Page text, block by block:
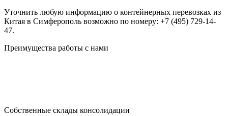
Уточнить любую информацию о контейнерных перевозках из
Китая в Симферополь возможно по номеру: +7 (495) 729-14-
47.
Преимущества работы с нами
Собственные склады консолидации